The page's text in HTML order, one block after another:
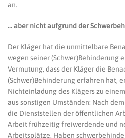
an.
… aber nicht aufgrund der
Der Kläger hat die unmittelbare
wegen seiner (Schwer)Behinderung
Vermutung, dass der Kläger die
(Schwer)Behinderung erfahren hat,
Nichteinladung des Klägers zu
aus sonstigen Umständen: Nach
die Dienststellen der öffentlichen
Arbeit frühzeitig freiwerdende und
Arbeitsplätze. Haben